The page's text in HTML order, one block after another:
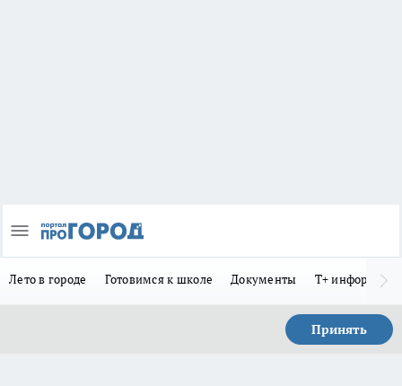
Лето в городе Готовимся к школе Документы Т+
Принять